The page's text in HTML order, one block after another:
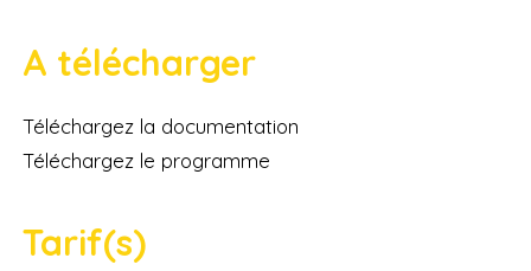
A télécharger
Téléchargez la documentation
Téléchargez le programme
Tarif(s)